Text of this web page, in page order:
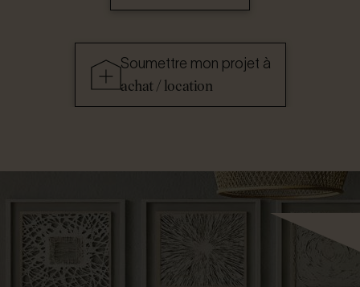
Soumettre mon projet à
achat / location